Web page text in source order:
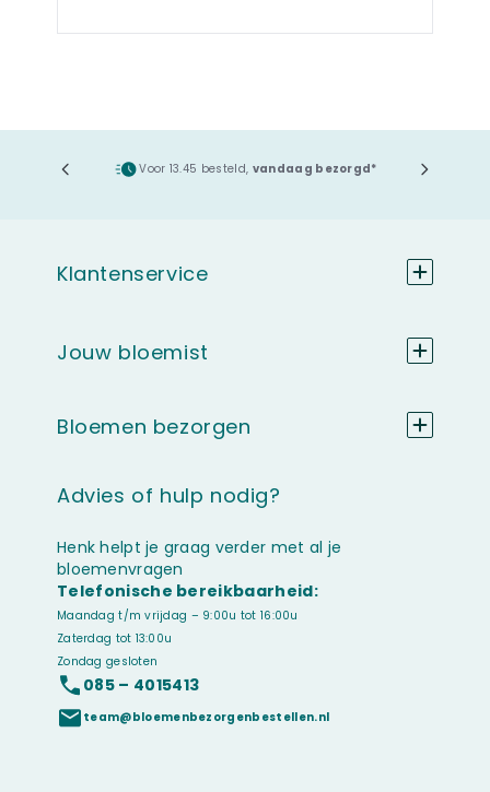
Voor 13.45 besteld, vandaag bezorgd*
Advies of hulp nodig?
Henk helpt je graag verder met al je
bloemenvragen
Telefonische bereikbaarheid:
Maandag t/m vrijdag – 9:00u tot 16:00u
Zaterdag tot 13:00u
Zondag gesloten
085 – 4015413
team@bloemenbezorgenbestellen.nl
Klantenservice
Jouw bloemist
Bloemen bezorgen